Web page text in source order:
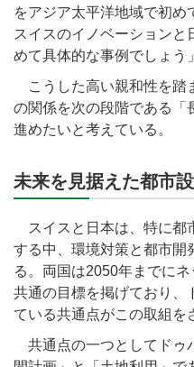
をアジア太平洋地域で初め
スイスのイノベーション
めて具体的な事例でしょう
こうした高い親和性を踏
の関係を次の段階である「
進めたいと考えている。
未来を見据えた都市
スイスと日本は、特に都
する中、環境対策と都市開
る。両国は2050年までに
共通の目標を掲げており、
ている共通点がこの取組を
共通点の一つとしてドゥ